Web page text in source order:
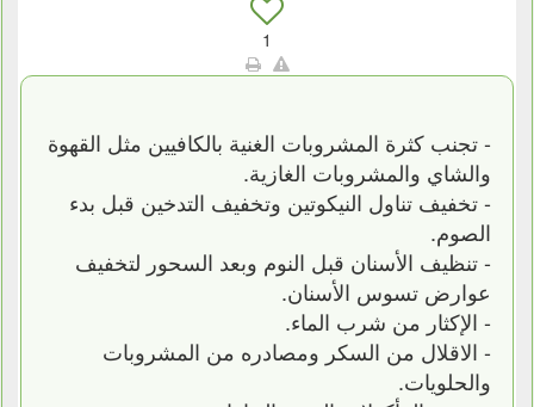
1
- تجنب كثرة المشروبات الغنية بالكافيين مثل القهوة
والشاي والمشروبات الغازية.
- تخفيف تناول النيكوتين وتخفيف التدخين قبل بدء
الصوم.
- تنظيف الأسنان قبل النوم وبعد السحور لتخفيف
عوارض تسوس الأسنان.
- الإكثار من شرب الماء.
- الاقلال من السكر ومصادره من المشروبات
والحلويات.